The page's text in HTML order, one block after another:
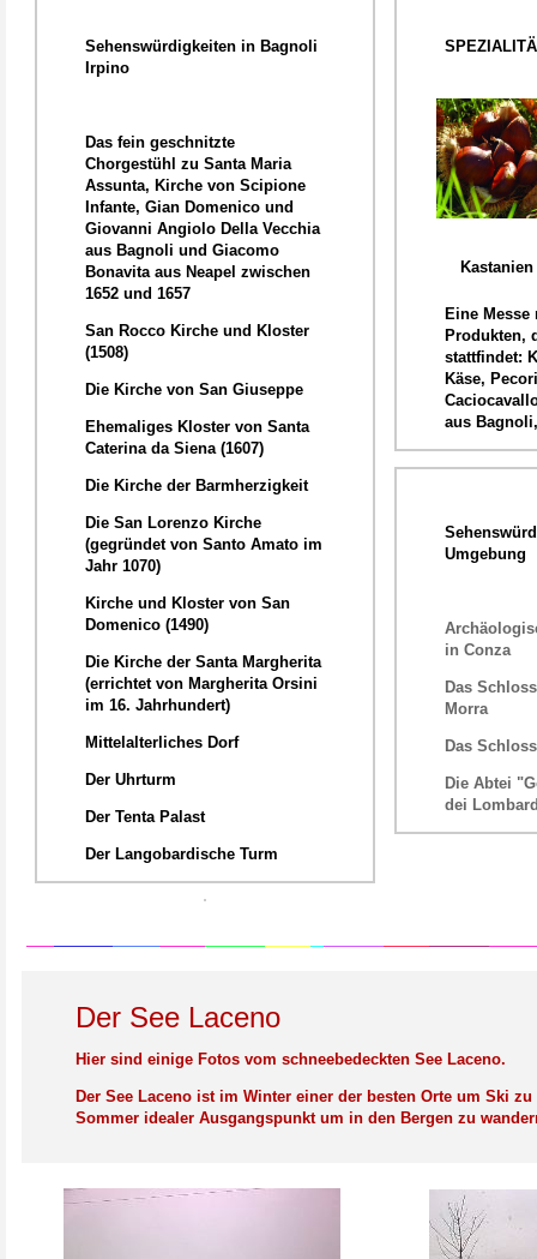
Sehenswürdigkeiten in Bagnoli
Irpino
Das fein geschnitzte
Chorgestühl zu Santa Maria
Assunta, Kirche von Scipione
Infante, Gian Domenico und
Giovanni Angiolo Della Vecchia
aus Bagnoli und Giacomo
Bonavita aus Neapel zwischen
1652 und 1657
San Rocco Kirche und Kloster
(1508)
Die Kirche von San Giuseppe
Ehemaliges Kloster von Santa
Caterina da Siena (1607)
Die Kirche der Barmherzigkeit
Die San Lorenzo Kirche
(gegründet von Santo Amato im
Jahr 1070)
Kirche und Kloster von San
Domenico (1490)
Die Kirche der Santa Margherita
(errichtet von Margherita Orsini
im 16. Jahrhundert)
Mittelalterliches Dorf
Der Uhrturm
Der Tenta Palast
Der Langobardische Turm
Kastanien
Eine Messe
Produkten,
stattfindet:
Käse,
aus
Umgebung
in Conza
Das
Morra
Das
Die Abtei
dei
Der See Laceno
Hier sind einige Fotos vom schneebedeckten See Laceno.
Der See Laceno ist im Winter einer der besten Orte um Ski
Sommer idealer Ausgangspunkt um in den Bergen zu